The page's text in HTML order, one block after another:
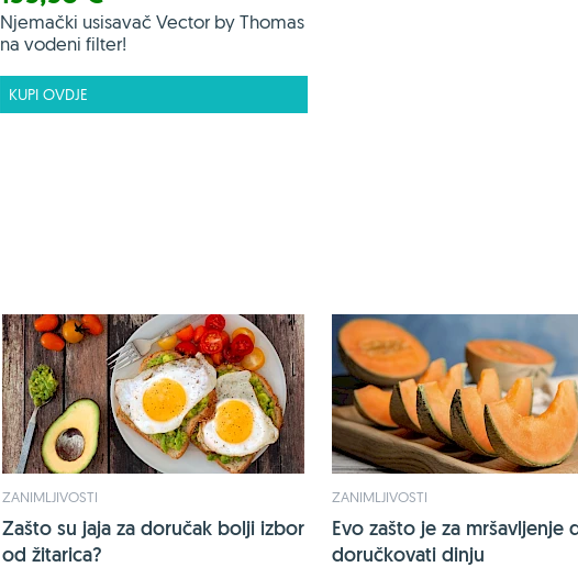
Njemački usisavač Vector by Thomas
na vodeni filter!
KUPI OVDJE
ZANIMLJIVOSTI
Zašto su jaja za doručak bolji izbor
od žitarica?
ZANIMLJIVOSTI
Evo zašto je za mršavljenje
doručkovati dinju